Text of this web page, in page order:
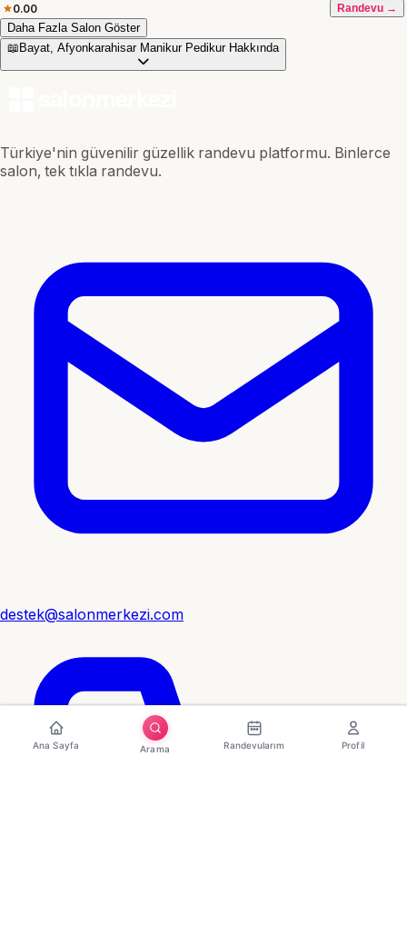
0.00 Randevu →
Daha Fazla Salon Göster
📖 Bayat, Afyonkarahisar Manikur Pedikur Hakkında
Türkiye'nin güvenilir güzellik randevu platformu. Binlerce
salon, tek tıkla randevu.
destek@salonmerkezi.com
Ana Sayfa Arama Randevularım Profil